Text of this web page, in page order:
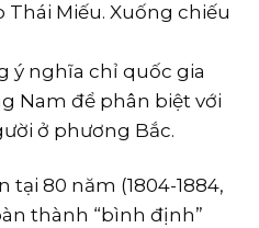
Thái Miếu. Xuống chiếu
ý nghĩa chỉ quốc gia
Nam để phân biệt với
ở phương Bắc.
tại 80 năm (1804-1884,
thành “bình định”